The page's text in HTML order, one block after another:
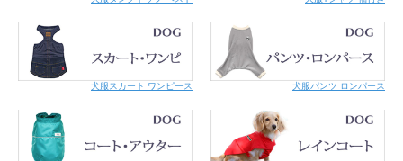
犬服スカート ワンピース 犬服パンツ ロンパース